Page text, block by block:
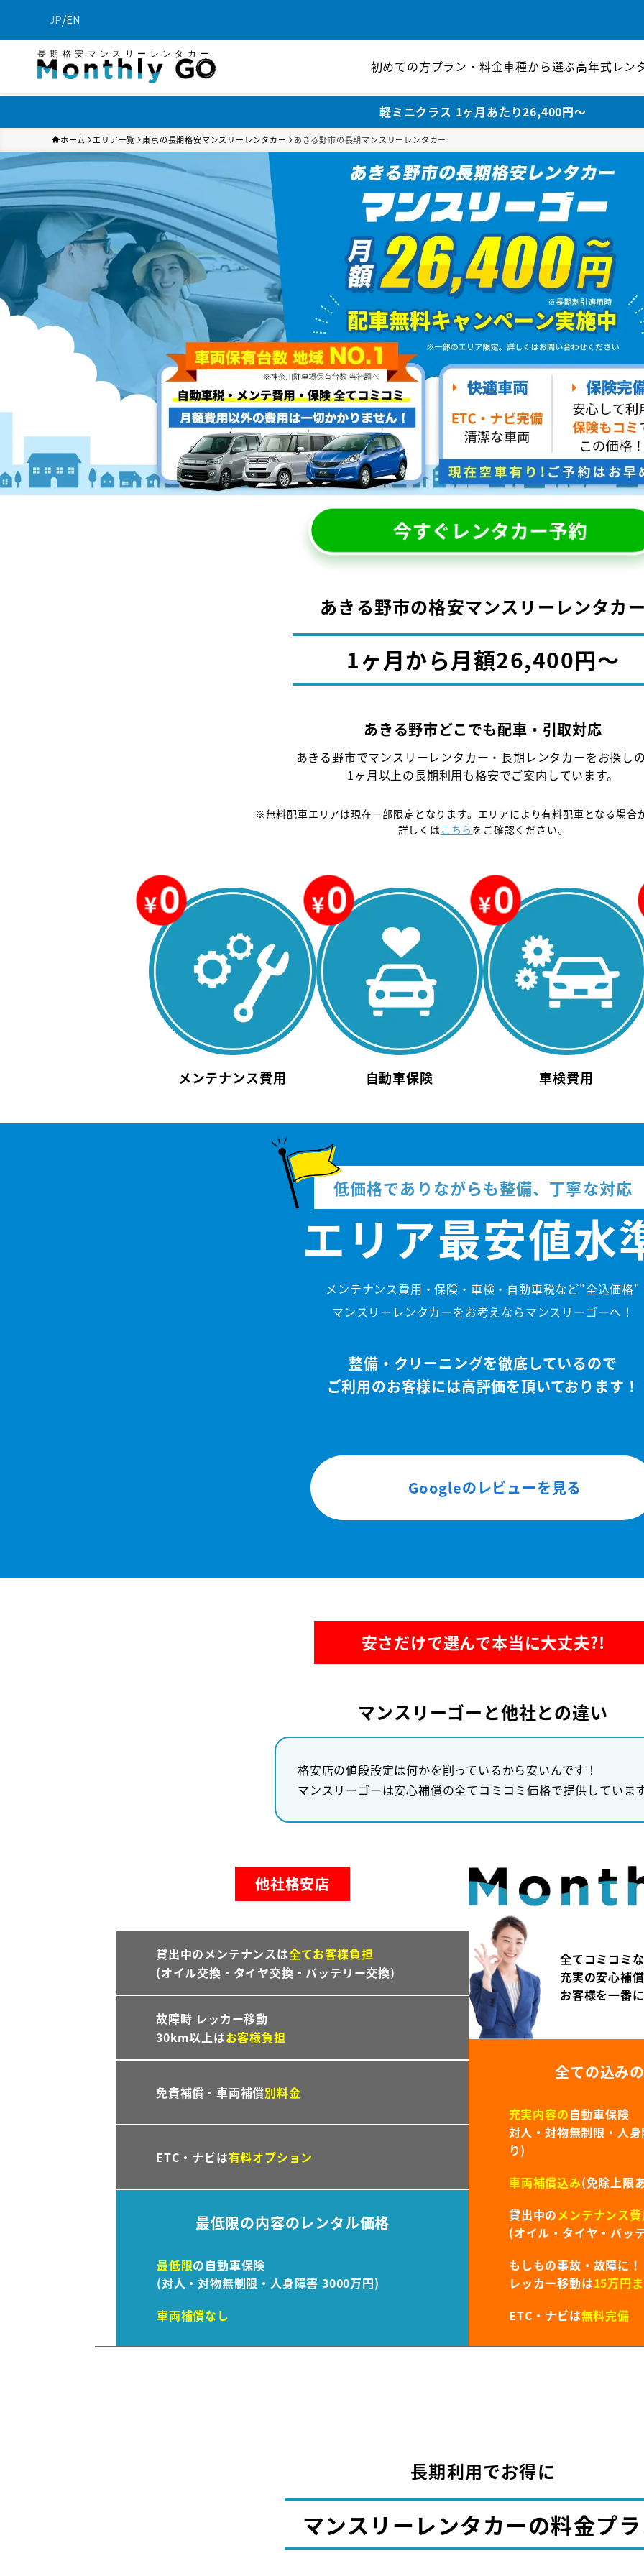
JP/EN
長期格安マンスリーレンタカー
初めての方プラン・料金車種から選ぶ高年式レン
軽ミニクラス 1ヶ月あたり26,400円〜
ホーム エリア一覧 東京の長期格安マンスリーレンタカー あきる野市の長期マンスリーレンタカー
今すぐレンタカー予約
あきる野市の格安マンスリーレンタカ
1ヶ月から月額26,400円〜
あきる野市どこでも配車・引取対応
あきる野市でマンスリーレンタカー・長期レンタカーをお探し
1ヶ月以上の長期利用も格安でご案内しています。
※無料配車エリアは現在一部限定となります。エリアにより有料配車となる場合
詳しくは こちら をご確認ください。
メンテナンス費用 自動車保険 車検費用
低価格でありながらも整備、丁寧な対応
エリア最安値水
メンテナンス費用・保険・車検・自動車税など"全込価格"
マンスリーレンタカーをお考えならマンスリーゴーへ！
整備・クリーニングを徹底しているので
ご利用のお客様には高評価を頂いております！
Googleのレビューを見る
安さだけで選んで本当に大丈夫?!
マンスリーゴーと他社との違い
格安店の値段設定は何かを削っているから安いんです！
マンスリーゴーは安心補償の全てコミコミ価格で提供していま
他社格安店
貸出中のメンテナンスは全てお客様負担
(オイル交換・タイヤ交換・バッテリー交換)
故障時 レッカー移動
30km以上はお客様負担
免責補償・車両補償別料金
ETC・ナビは有料オプション
最低限の内容のレンタル価格
最低限の自動車保険
(対人・対物無制限・人身障害 3000万円)
車両補償なし
全てコミコミ
充実の安心補
お客様を一番
全ての込み
充実内容の自動車保険
対人・対物無制限・人
り)
車両補償込み(免除上限
貸出中のメンテナンス
(オイル・タイヤ・バッ
もしもの事故・故障に！
レッカー移動は15万円
ETC・ナビは無料完備
長期利用でお得に
マンスリーレンタカーの料金プ